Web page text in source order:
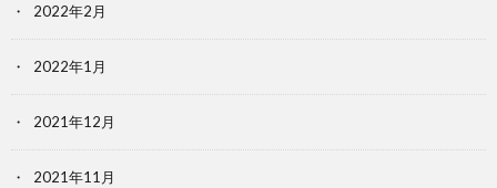
2022年2月
2022年1月
2021年12月
2021年11月